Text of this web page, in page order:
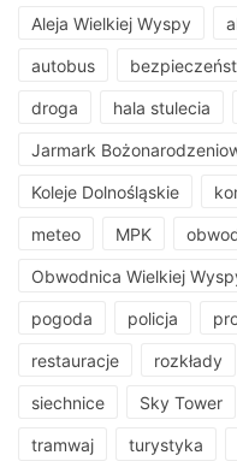
Aleja Wielkiej Wyspy
autobus
droga hala stulecia
Jarmark
Koleje Dolnośląskie
meteo MPK
Obwodnica Wielkiej
pogoda policja
restauracje rozkłady
siechnice Sky Tower
tramwaj turystyka